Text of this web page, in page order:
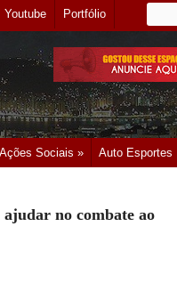
Youtube Portfólio
Ações Sociais » Auto Esportes
no combate ao